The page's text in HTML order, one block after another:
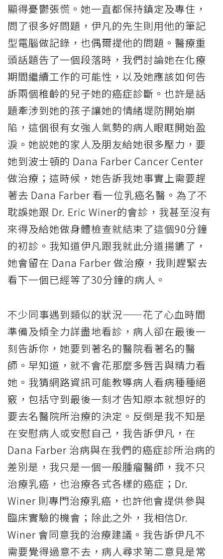
顯得憂鬱張慌。她一直都保持鎮定及專住，
問了很多好問題，伊凡的先生則用他的筆記
型電腦做記錄，也偶爾提他的問題。醫療重
頭話題告了一個段落時，我們討論她在化療
期間繼續工作的可能性，以及她應該如何告
訴兩個稚齡的兒子她的癌症診斷。也許是話
題牽涉到她的孩子讓她的情緒堤防開始崩
陷，這個很有女強人氣勢的病人眼眶開始盈
淚。她説她的家人及朋友給她很多壓力，要
她到波士頓的 Dana Farber Cancer Center
做治療；這時候，她告訴我她事實上需要趕
著去 Dana Farber 看一位乳癌名醫。為了不
耽誤她跟 Dr. Eric Winer的會診，我甚至沒有
來得及給她做身體檢查就結束了這個90分鐘
的初診。我知道伊凡跟我就此分道揚鑣了，
她會留在 Dana Farber 做治療，我則趕緊去
看下一個已經等了30分鐘的病人。
不少同事遇到類似的狀況——花了心血時間
準備及傾全力詳盡地看診，病人卻在最後一
刻告訴你，她要到著名的醫院看著名的醫
師。早知道，就不會花那麼多唇舌與精力看
她。我猜網路資訊可能教導病人看病種種絕
竅，包括守到最後一刻才告知原本就想好的
要去名醫院所治療的決定。反倒是我不知是
在安慰病人或安慰自己，我告訴伊凡，在
Dana Farber 治病與在我們的癌症診所治病的
差別是，我只是一個一般腫瘤醫師，我不只
治療乳癌，也治療各式各樣的癌症；Dr.
Winer 則專門治療乳癌，也許他會提供參與
臨床實驗的機會；除此之外，我相信Dr.
Winer 會同意我的治療建議。我告訴伊凡不
需要覺得過意不去，病人尋求第二意見是常